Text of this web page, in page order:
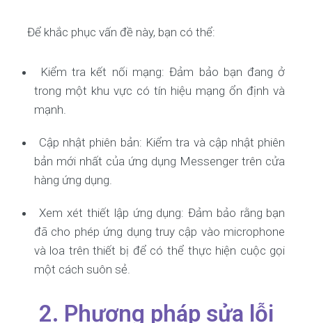
Để khắc phục vấn đề này, bạn có thể:
Kiểm tra kết nối mạng: Đảm bảo bạn đang ở
trong một khu vực có tín hiệu mạng ổn định và
mạnh.
Cập nhật phiên bản: Kiểm tra và cập nhật phiên
bản mới nhất của ứng dụng Messenger trên cửa
hàng ứng dụng.
Xem xét thiết lập ứng dụng: Đảm bảo rằng bạn
đã cho phép ứng dụng truy cập vào microphone
và loa trên thiết bị để có thể thực hiện cuộc gọi
một cách suôn sẻ.
2. Phương pháp sửa lỗi